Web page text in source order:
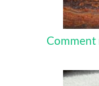
Comment